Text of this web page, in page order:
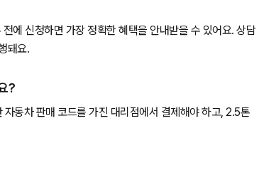
에 신청하면 가장 정확한 혜택을 안내받을 수 있어요. 상담
돼요.
?
동차 판매 코드를 가진 대리점에서 결제해야 하고, 2.5톤